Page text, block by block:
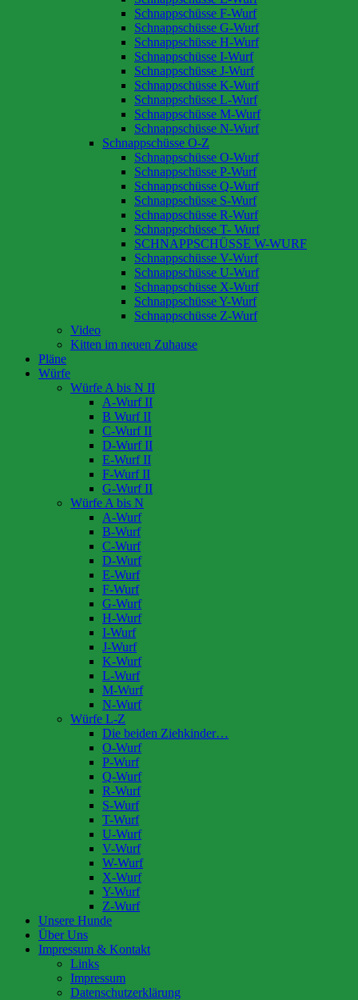
Schnappschüsse F-Wurf
Schnappschüsse G-Wurf
Schnappschüsse H-Wurf
Schnappschüsse I-Wurf
Schnappschüsse J-Wurf
Schnappschüsse K-Wurf
Schnappschüsse L-Wurf
Schnappschüsse M-Wurf
Schnappschüsse N-Wurf
Schnappschüsse O-Z
Schnappschüsse O-Wurf
Schnappschüsse P-Wurf
Schnappschüsse Q-Wurf
Schnappschüsse S-Wurf
Schnappschüsse R-Wurf
Schnappschüsse T- Wurf
SCHNAPPSCHÜSSE W-WURF
Schnappschüsse V-Wurf
Schnappschüsse U-Wurf
Schnappschüsse X-Wurf
Schnappschüsse Y-Wurf
Schnappschüsse Z-Wurf
Video
Kitten im neuen Zuhause
Pläne
Würfe
Würfe A bis N II
A-Wurf II
B Wurf II
C-Wurf II
D-Wurf II
E-Wurf II
F-Wurf II
G-Wurf II
Würfe A bis N
A-Wurf
B-Wurf
C-Wurf
D-Wurf
E-Wurf
F-Wurf
G-Wurf
H-Wurf
I-Wurf
J-Wurf
K-Wurf
L-Wurf
M-Wurf
N-Wurf
Würfe L-Z
Die beiden Ziehkinder…
O-Wurf
P-Wurf
Q-Wurf
R-Wurf
S-Wurf
T-Wurf
U-Wurf
V-Wurf
W-Wurf
X-Wurf
Y-Wurf
Z-Wurf
Unsere Hunde
Über Uns
Impressum & Kontakt
Links
Impressum
Datenschutzerklärung